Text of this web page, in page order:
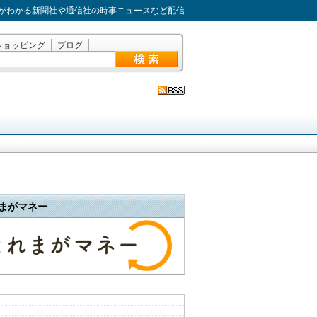
わかる新聞社や通信社の時事ニュースなど配信
ョッピング ブログ
がマネー